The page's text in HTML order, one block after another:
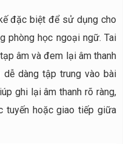
đặc biệt để sử dụng cho
phòng học ngoại ngữ. Tai
âm và đem lại âm thanh
dàng tập trung vào bài
ghi lại âm thanh rõ ràng,
tuyến hoặc giao tiếp giữa